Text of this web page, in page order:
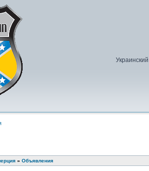
» Объявления